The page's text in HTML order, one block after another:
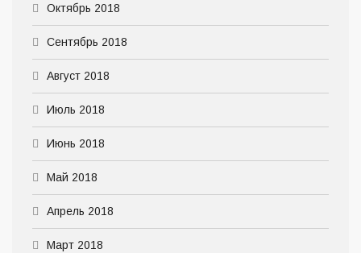
Октябрь 2018
Сентябрь 2018
Август 2018
Июль 2018
Июнь 2018
Май 2018
Апрель 2018
Март 2018